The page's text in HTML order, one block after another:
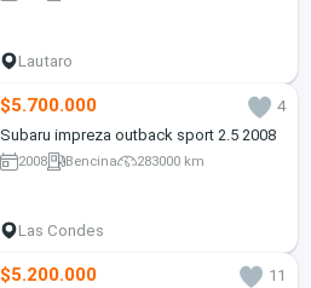
Lautaro
$5.700.000
4
Subaru impreza outback sport 2.5 2008
2008 Bencina 283000 km
Las Condes
$5.200.000
11